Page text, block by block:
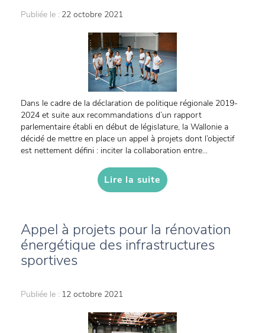
Publiée le : 22 octobre 2021
Dans le cadre de la déclaration de politique régionale 2019-
2024 et suite aux recommandations d’un rapport
parlementaire établi en début de législature, la Wallonie a
décidé de mettre en place un appel à projets dont l’objectif
est nettement défini : inciter la collaboration entre...
Lire la suite
Appel à projets pour la rénovation
énergétique des infrastructures
sportives
Publiée le : 12 octobre 2021